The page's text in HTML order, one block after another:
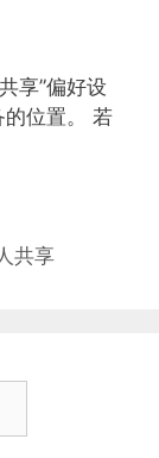
享”偏好设
位置。 若
共享